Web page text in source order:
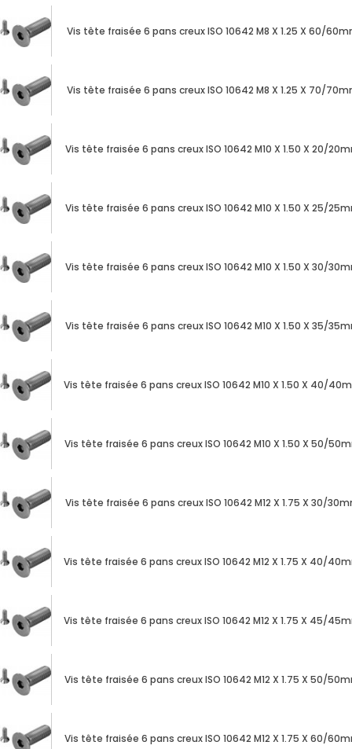
Vis tête fraisée 6 pans creux ISO 10642 M8 X 1.25 X 60/
Vis tête fraisée 6 pans creux ISO 10642 M8 X 1.25 X 70/
Vis tête fraisée 6 pans creux ISO 10642 M10 X 1.50 X 20/
Vis tête fraisée 6 pans creux ISO 10642 M10 X 1.50 X 25/
Vis tête fraisée 6 pans creux ISO 10642 M10 X 1.50 X 30/
Vis tête fraisée 6 pans creux ISO 10642 M10 X 1.50 X 35/
Vis tête fraisée 6 pans creux ISO 10642 M10 X 1.50 X 40/
Vis tête fraisée 6 pans creux ISO 10642 M10 X 1.50 X 50/
Vis tête fraisée 6 pans creux ISO 10642 M12 X 1.75 X 30/
Vis tête fraisée 6 pans creux ISO 10642 M12 X 1.75 X 40/
Vis tête fraisée 6 pans creux ISO 10642 M12 X 1.75 X 45/
Vis tête fraisée 6 pans creux ISO 10642 M12 X 1.75 X 50/
Vis tête fraisée 6 pans creux ISO 10642 M12 X 1.75 X 60/